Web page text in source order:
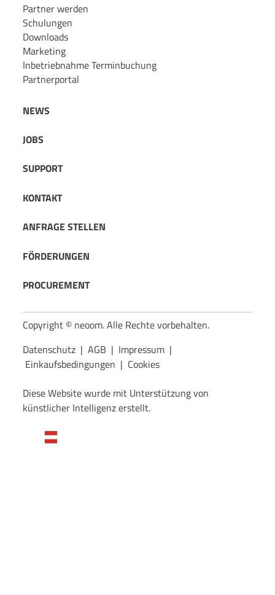
Partner werden
Schulungen
Downloads
Marketing
Inbetriebnahme Terminbuchung
Partnerportal
NEWS
JOBS
SUPPORT
KONTAKT
ANFRAGE STELLEN
FÖRDERUNGEN
PROCUREMENT
Copyright © neoom. Alle Rechte vorbehalten.
Datenschutz| AGB | Impressum|
Einkaufsbedingungen | Cookies
Diese Website wurde mit Unterstützung von
künstlicher Intelligenz erstellt.